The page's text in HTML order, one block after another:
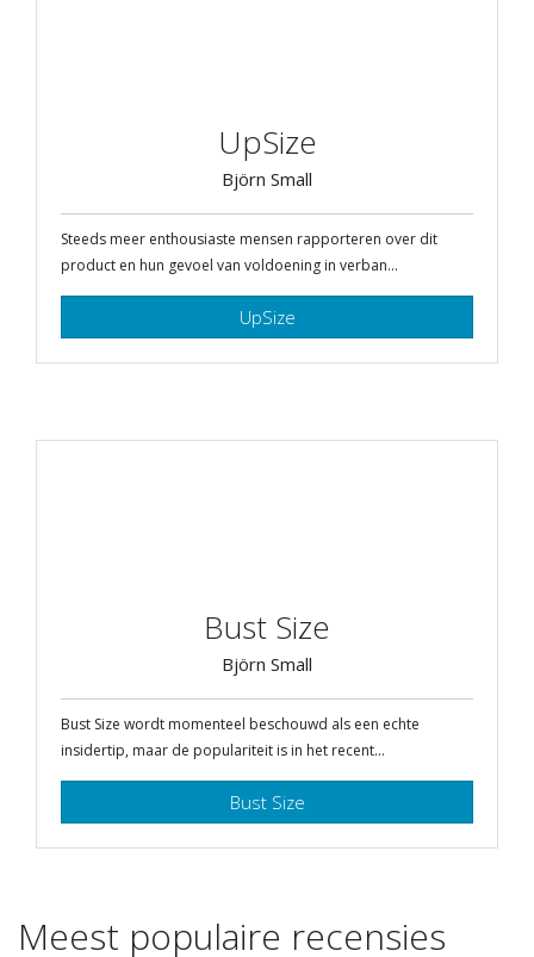
UpSize
Björn Small
Steeds meer enthousiaste mensen rapporteren over dit
product en hun gevoel van voldoening in verban...
UpSize
Bust Size
Björn Small
Bust Size wordt momenteel beschouwd als een echte
insidertip, maar de populariteit is in het recent...
Bust Size
Meest populaire recensies